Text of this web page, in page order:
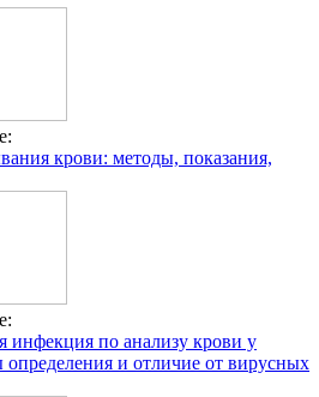
крови: методы, показания,
инфекция по анализу крови у
определения и отличие от вирусных